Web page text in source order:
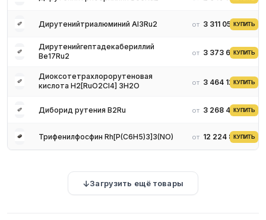
Дирутенийтриалюминий Al3Ru2 от 3 311 051 ₽КУПИТЬ
Дирутенийгептадекабериллий
Be17Ru2
от 3 373 668 ₽
КУПИТЬ
Диоксотетрахлорорутеновая
кислота H2[RuO2Cl4] 3H2O
от 3 464 123 ₽КУПИТЬ
Диборид рутения B2Ru от 3 268 440 ₽
КУПИТЬ
Трифенилфосфин Rh[P(C6H5)3]3(NO) от 12 224 848 ₽
КУПИТЬ
Загрузить ещё товары